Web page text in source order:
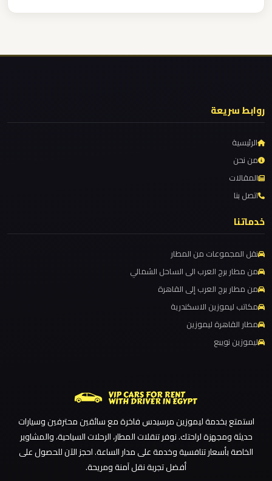
ليموزين من مطار القاهرة
ليموزين من القاهرة الى مطار برج العرب
ليموزين مطار شرم الشيخ
ليموزين مطار سفنكس
ليموزين مطار برج العرب والإسكندرية
ليموزين مطار برج العرب الي مرسي مطروح
ليموزين مطار برج العرب الدولي
ليموزين مطار برج العرب الاسكندرية
ليموزين مطار برج العرب
ليموزين مطار القاهرة الي اسكندرية
ليموزين مطار القاهرة الدولي
ليموزين مطار القاهرة الخط الساخن
ليموزين مطار القاهرة أسعار
ليموزين مطار العلمين الجديدة
ليموزين مطار العلمين
ليموزين مطار العالمين
ليموزين مطار العاصمة الادارية
ليموزين
القاهرة
ليموزين
مطار
القاهرة
ليموزين
مطار
الغردقة
مطار
العلمين
الجديدة
ليموزين
مطار
مطار
العالمين
روابط سريعة
الرئيسية
من نحن
المقالات
اتصل بنا
خدماتنا
نقل المجموعات من المطار
من مطار برج العرب الى الساحل الشمالي
من مطار برج العرب إلى القاهرة
مكاتب ليموزين الاسكندرية
مطار القاهرة ليموزين
ليموزين نويبع
استمتع بخدمة ليموزين مرسيدس فاخرة مع سائقين محترفين وسيارات
حديثة ومجهزة لراحتك. نوفر تنقلات المطار، الرحلات السياحية، والمشاوير
الخاصة بأسعار تنافسية وخدمة على مدار الساعة. احجز الآن للحصول على
أفضل تجربة نقل آمنة ومريحة.